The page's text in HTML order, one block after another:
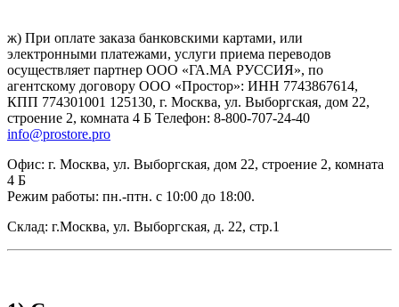
ж) При оплате заказа банковскими картами, или
электронными платежами, услуги приема переводов
осуществляет партнер ООО «ГА.МА РУССИЯ», по
агентскому договору ООО «Простор»: ИНН 7743867614,
КПП 774301001 125130, г. Москва, ул. Выборгская, дом 22,
строение 2, комната 4 Б Телефон: 8-800-707-24-40
info@prostore.pro
Офис: г. Москва, ул. Выборгская, дом 22, строение 2, комната
4 Б
Режим работы: пн.-птн. с 10:00 до 18:00.
Склад: г.Москва, ул. Выборгская, д. 22, стр.1